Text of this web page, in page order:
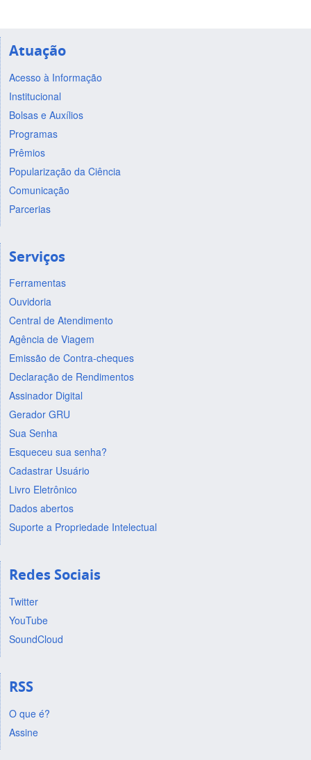
Atuação
Acesso à Informação
Institucional
Bolsas e Auxílios
Programas
Prêmios
Popularização da Ciência
Comunicação
Parcerias
Serviços
Ferramentas
Ouvidoria
Central de Atendimento
Agência de Viagem
Emissão de Contra-cheques
Declaração de Rendimentos
Assinador Digital
Gerador GRU
Sua Senha
Esqueceu sua senha?
Cadastrar Usuário
Livro Eletrônico
Dados abertos
Suporte a Propriedade Intelectual
Redes Sociais
Twitter
YouTube
SoundCloud
RSS
O que é?
Assine